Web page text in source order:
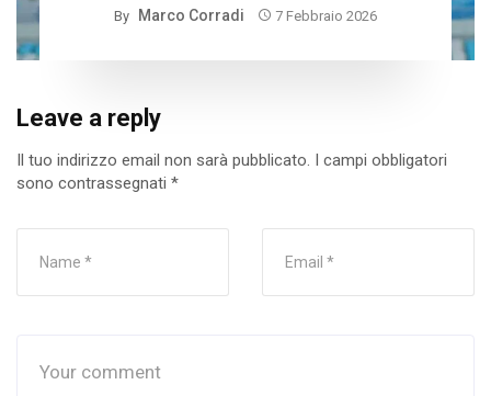
By Marco Corradi 7 Febbraio 2026
Leave a reply
Il tuo indirizzo email non sarà pubblicato. I campi obbligatori
sono contrassegnati *